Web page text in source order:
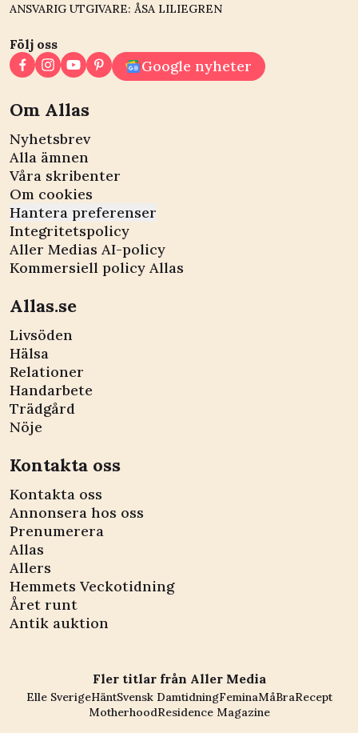
ANSVARIG UTGIVARE: ÅSA LILIEGREN
Följ oss
Google nyheter
Om Allas
Nyhetsbrev
Alla ämnen
Våra skribenter
Om cookies
Hantera preferenser
Integritetspolicy
Aller Medias AI-policy
Kommersiell policy Allas
Allas.se
Livsöden
Hälsa
Relationer
Handarbete
Trädgård
Nöje
Kontakta oss
Kontakta oss
Annonsera hos oss
Prenumerera
Allas
Allers
Hemmets Veckotidning
Året runt
Antik auktion
Fler titlar från Aller Media
Elle SverigeHäntSvensk DamtidningFeminaMåBraRecept
MotherhoodResidence Magazine